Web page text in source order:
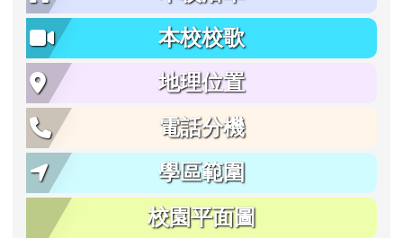
本校校歌
地理位置
電話分機
學區範圍
校園平面圖